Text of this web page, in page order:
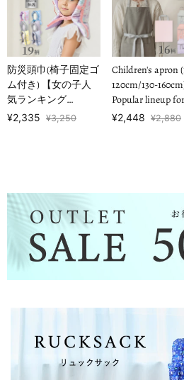
防災頭巾(椅子固定ゴ
ム付き) 【女の子人
気ランキング
TOP19】
¥2,335 ¥3,250
Children's apron
120cm/130-160cm)
Popular lineup
¥2,448 ¥2,880